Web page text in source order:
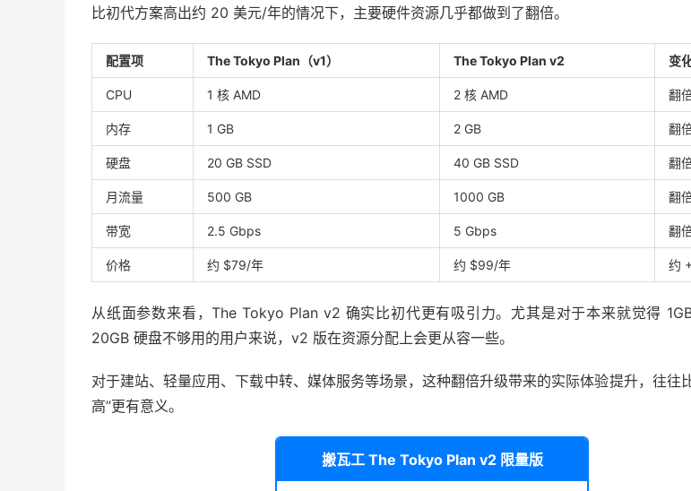
比初代方案高出约 20 美元/年的情况下，主要硬件资源几乎都做到了翻倍。
配置项 The Tokyo Plan（v1） The Tokyo Plan v2 变
CPU 1 核 AMD 2 核 AMD 翻
内存 1 GB 2 GB 翻
硬盘 20 GB SSD 40 GB SSD 翻
月流量 500 GB 1000 GB 翻
带宽 2.5 Gbps 5 Gbps 翻
价格 约 $79/年 约 $99/年 约
从纸面参数来看，The Tokyo Plan v2 确实比初代更有吸引力。尤其是对于本来就觉得 1GB
20GB 硬盘不够用的用户来说，v2 版在资源分配上会更从容一些。
对于建站、轻量应用、下载中转、媒体服务等场景，这种翻倍升级带来的实际体验提升，往往
高”更有意义。
搬瓦工 The Tokyo Plan v2 限量版